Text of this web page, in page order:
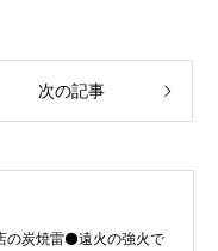
次の記事
の炭焼雷⚫️遠火の強火で